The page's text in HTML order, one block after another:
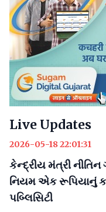
Live Updates
2026-05-18 22:01:31
કેન્દ્રીય મંત્રી
નિયમ એક રૂપિયાનું
પબ્લિસિટી